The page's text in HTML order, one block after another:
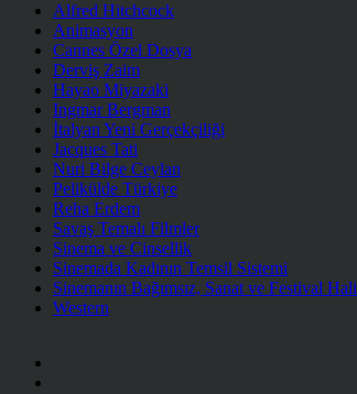
Alfred Hitchcock
Animasyon
Cannes Özel Dosya
Derviş Zaim
Hayao Miyazaki
Ingmar Bergman
İtalyan Yeni Gerçekçiliği
Jacques Tati
Nuri Bilge Ceylan
Pelikülde Türkiye
Reha Erdem
Savaş Temalı Filmler
Sinema ve Cinsellik
Sinemada Kadının Temsil Sistemi
Sinemanın Bağımsız, Sanat ve Festival Hali
Western